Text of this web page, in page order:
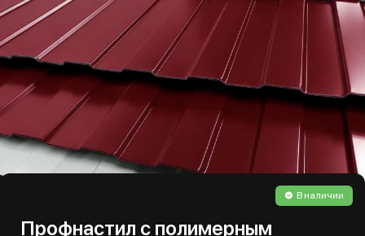
В наличии
Профнастил с полимерным